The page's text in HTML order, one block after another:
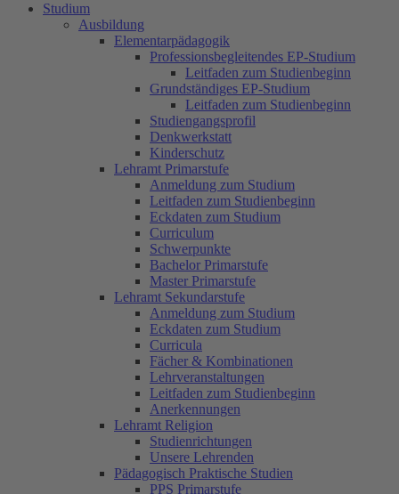
Studium
Ausbildung
Elementarpädagogik
Professionsbegleitendes EP-Studium
Leitfaden zum Studienbeginn
Grundständiges EP-Studium
Leitfaden zum Studienbeginn
Studiengangsprofil
Denkwerkstatt
Kinderschutz
Lehramt Primarstufe
Anmeldung zum Studium
Leitfaden zum Studienbeginn
Eckdaten zum Studium
Curriculum
Schwerpunkte
Bachelor Primarstufe
Master Primarstufe
Lehramt Sekundarstufe
Anmeldung zum Studium
Eckdaten zum Studium
Curricula
Fächer & Kombinationen
Lehrveranstaltungen
Leitfaden zum Studienbeginn
Anerkennungen
Lehramt Religion
Studienrichtungen
Unsere Lehrenden
Pädagogisch Praktische Studien
PPS Primarstufe